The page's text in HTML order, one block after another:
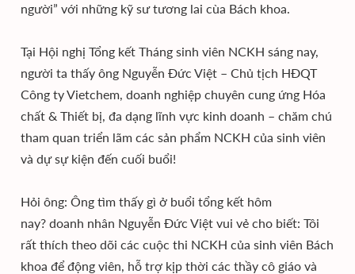
người” với những kỹ sư tương lai cùa Bách khoa.
Tại Hội nghị Tổng kết Tháng sinh viên NCKH sáng nay,
người ta thấy ông Nguyễn Đức Việt – Chủ tịch HĐQT
Công ty Vietchem, doanh nghiệp chuyên cung ứng Hóa
chất & Thiết bị, đa dạng lĩnh vực kinh doanh – chăm chú
tham quan triển lãm các sản phẩm NCKH của sinh viên
và dự sự kiện đến cuối buổi!
Hỏi ông: Ông tìm thấy gì ở buổi tổng kết hôm
nay? doanh nhân Nguyễn Đức Việt vui vẻ cho biết: Tôi
rất thích theo dõi các cuộc thi NCKH của sinh viên Bách
khoa để động viên, hỗ trợ kịp thời các thầy cô giáo và